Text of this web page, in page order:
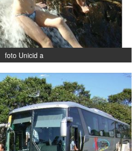
foto Unicid a